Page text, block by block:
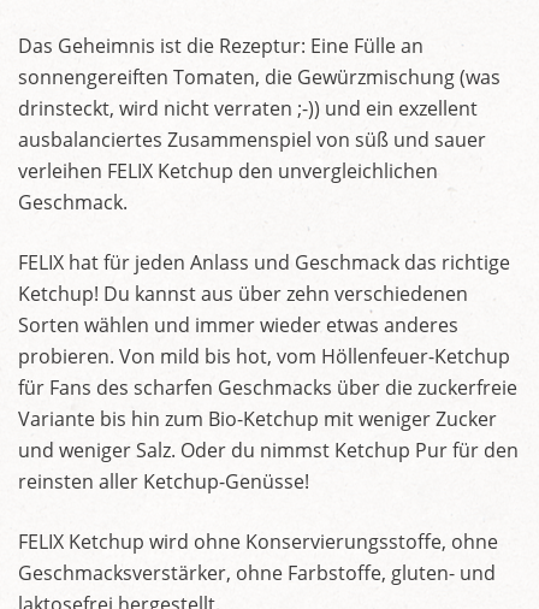
Das Geheimnis ist die Rezeptur: Eine Fülle an
sonnengereiften Tomaten, die Gewürzmischung (was
drinsteckt, wird nicht verraten ;-)) und ein exzellent
ausbalanciertes Zusammenspiel von süß und sauer
verleihen FELIX Ketchup den unvergleichlichen
Geschmack.
FELIX hat für jeden Anlass und Geschmack das richtige
Ketchup! Du kannst aus über zehn verschiedenen
Sorten wählen und immer wieder etwas anderes
probieren. Von mild bis hot, vom Höllenfeuer-Ketchup
für Fans des scharfen Geschmacks über die zuckerfreie
Variante bis hin zum Bio-Ketchup mit weniger Zucker
und weniger Salz. Oder du nimmst Ketchup Pur für den
reinsten aller Ketchup-Genüsse!
FELIX Ketchup wird ohne Konservierungsstoffe, ohne
Geschmacksverstärker, ohne Farbstoffe, gluten- und